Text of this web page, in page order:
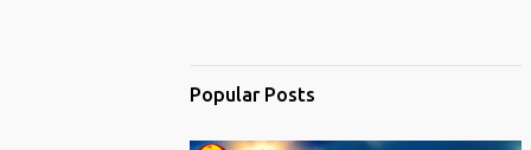
Popular Posts